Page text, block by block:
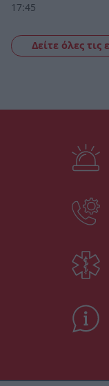
17:45
Δείτε όλες τις